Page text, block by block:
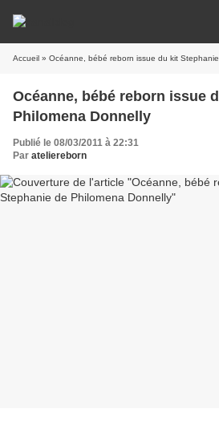
Accueil » Océanne, bébé reborn issue du kit
Océanne, bébé reborn issue
Philomena Donnelly
Publié le 08/03/2011 à 22:31
Par ateliereborn